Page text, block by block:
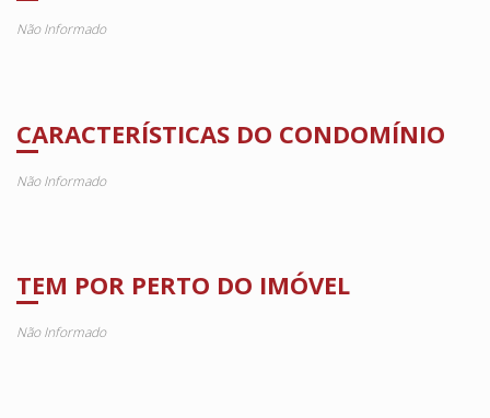
Não Informado
CARACTERÍSTICAS DO CONDOMÍNIO
Não Informado
TEM POR PERTO DO IMÓVEL
Não Informado